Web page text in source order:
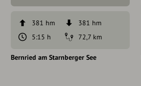
381 hm
381 hm
5:15 h
72,7 km
Bernried am Starnberger See